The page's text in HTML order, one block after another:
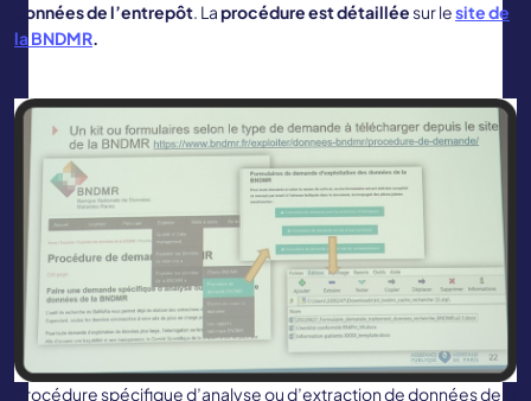
données de l’entrepôt. Laprocédure est détailléesur lesite de
la BNDMR.
Procédure spécifique d’analyse ou d’extraction de données de la